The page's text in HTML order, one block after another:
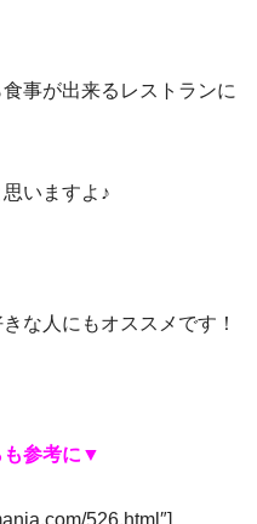
事が出来るレストランに
いますよ♪
な人にもオススメです！
も参考に▼